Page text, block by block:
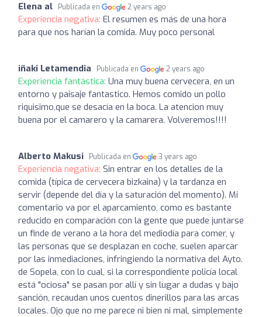
Elena al Publicada en 2 years ago
Experiencia negativa: El resumen es más de una hora
para que nos harían la comida. Muy poco personal
iñaki Letamendia Publicada en 2 years ago
Experiencia fantástica: Una muy buena cervecera, en un
entorno y paisaje fantastico. Hemos comido un pollo
riquisimo,que se desacía en la boca. La atencion muy
buena por el camarero y la camarera. Volveremos!!!!
Alberto Makusi Publicada en 3 years ago
Experiencia negativa: Sin entrar en los detalles de la
comida (típica de cervecera bizkaina) y la tardanza en
servir (depende del día y la saturación del momento). Mi
comentario va por el aparcamiento, como es bastante
reducido en comparación con la gente que puede juntarse
un finde de verano a la hora del mediodía para comer, y
las personas que se desplazan en coche, suelen aparcar
por las inmediaciones, infringiendo la normativa del Ayto.
de Sopela, con lo cual, si la correspondiente policía local
está "ociosa" se pasan por allí y sin lugar a dudas y bajo
sanción, recaudan unos cuentos dinerillos para las arcas
locales. Ojo que no me parece ni bien ni mal, simplemente